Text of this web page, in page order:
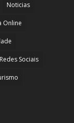
Noticias
Online
Redes Sociais